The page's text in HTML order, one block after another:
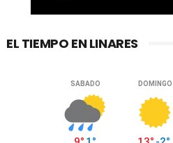
EL TIEMPO EN LINARES